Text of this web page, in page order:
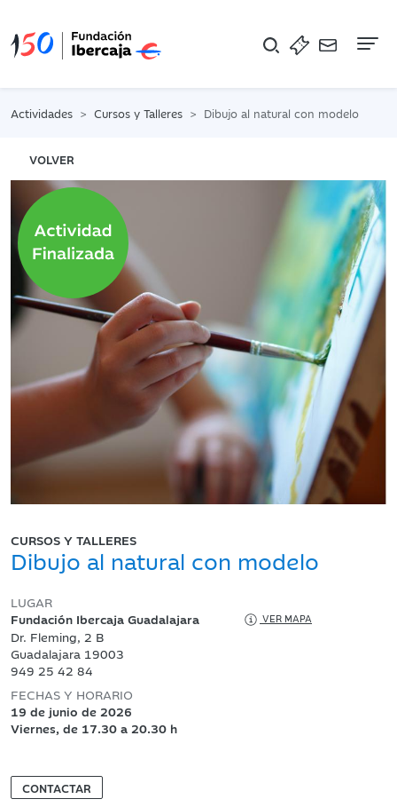
Actividades Cursos y Talleres Dibujo al natural con modelo
VOLVER
CURSOS Y TALLERES
Dibujo al natural con modelo
LUGAR
Fundación Ibercaja Guadalajara
VER MAPA
Dr. Fleming, 2 B
Guadalajara 19003
949 25 42 84
FECHAS Y HORARIO
19 de junio de 2026
Viernes, de 17.30 a 20.30 h
CONTACTAR